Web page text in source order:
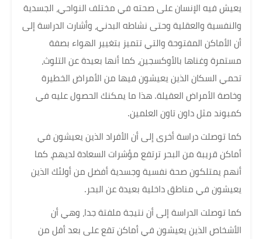
يعيش فيه الإنسان على صحته في مختلف النواحي، الجسدية
والنفسية والعقلية وحتى نشاطه البدني، وأشارت الدراسة إلى
أن الأماكن المفتوحة والتي تتميز بتغيير الهواء بصفة
مستمرة وغناها بالأوكسجين، كما أنها بعيدة عن التلوث،
تحمي السكان الذين يعيشون فيها من الأمراض الخطيرة
وخاصة الأمراض العقيلة. هذا ما يمكنك الحصول عليه في
كمبوند مثل داون تاون العلمين.
كما توصلت دراسة أخرى إلى أن الأفراد الذين يعيشون في
أماكن قريبة من البحر ترتفع مؤشرات السعادة لديهم، كما
أنهم يمتلكون صحة نفسية وجسدية أفضل من أولئك الذين
يعيشون في مناطق داخلية بعيدة عن البحر.
كما توصلت الدراسة إلى أن نتيجة ملفتة جدا، وهي أن
الأشخاص الذين يعيشون في أماكن تقع على بعد أفل من